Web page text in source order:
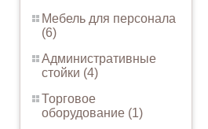
Мебель для персонала
(6)
Административные
стойки (4)
Торговое
оборудование (1)